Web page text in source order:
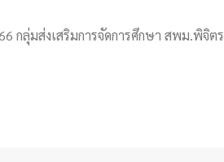
กลุ่มส่งเสริมการจัดการศึกษา สพม.พิจิตร